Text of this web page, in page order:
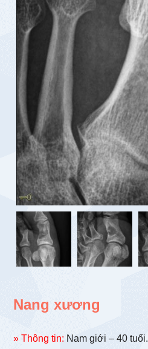
Nang xương
» Thông tin: Nam giới – 40 tuổi.